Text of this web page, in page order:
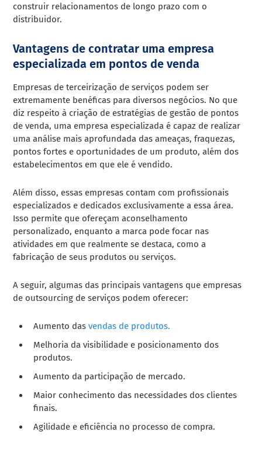
construir relacionamentos de longo prazo com o
distribuidor.
Vantagens de contratar uma empresa
especializada em pontos de venda
Empresas de terceirização de serviços podem ser
extremamente benéficas para diversos negócios. No que
diz respeito à criação de estratégias de gestão de pontos
de venda, uma empresa especializada é capaz de realizar
uma análise mais aprofundada das ameaças, fraquezas,
pontos fortes e oportunidades de um produto, além dos
estabelecimentos em que ele é vendido.
Além disso, essas empresas contam com profissionais
especializados e dedicados exclusivamente a essa área.
Isso permite que ofereçam aconselhamento
personalizado, enquanto a marca pode focar nas
atividades em que realmente se destaca, como a
fabricação de seus produtos ou serviços.
A seguir, algumas das principais vantagens que empresas
de outsourcing de serviços podem oferecer:
Aumento das vendas de produtos.
Melhoria da visibilidade e posicionamento dos
produtos.
Aumento da participação de mercado.
Maior conhecimento das necessidades dos clientes
finais.
Agilidade e eficiência no processo de compra.